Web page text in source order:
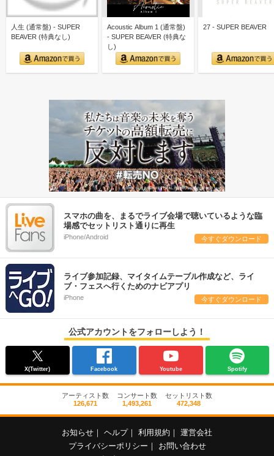
人生 (通常盤) - SUPER
BEAVER (特典なし)
Acoustic Album 1 (通常盤)
- SUPER BEAVER (特典な
し)
27 - SUPER BEAVER
スマホの曲を、まるでライブ会場で聴いているような臨
場感でセットリスト通りに再生
iPhone/Android 今すぐダウンロード
ライブ参加記録、マイタイムテーブル作成など、ライ
ブ・フェスへ行くためのナビアプリ
iPhone 今すぐダウンロード
公式アカウントをフォローしよう！
X(Twitter) Facebook Youtube Spotify
アーティスト数
126,671
コンサート数
1,493,261
セットリスト数
472,348
お知らせ ヘルプ 利用規約
運営会社
プライバシーポリシー
お問い合わせ